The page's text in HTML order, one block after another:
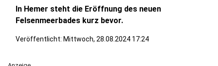
In Hemer steht die Eröffnung des neuen
Felsenmeerbades kurz bevor.
Veröffentlicht: Mittwoch, 28.08.2024 17:24